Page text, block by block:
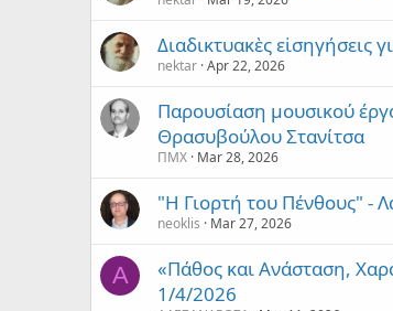
Διαδικτυακὲς εἰσηγήσεις
nektar Apr 22, 2026
Παρουσίαση μουσικού
Θρασυβούλου Στανίτσα
ΠΜΧ Mar 28, 2026
"Η Γιορτή του Πένθους" -
neoklis Mar 27, 2026
Α
«Πάθος και Ανάσταση,
1/4/2026